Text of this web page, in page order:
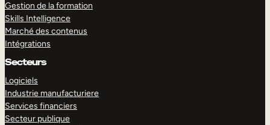
Gestion de la formation
Skills Intelligence
Marché des contenus
Intégrations
Secteurs
Logiciels
Industrie manufacturiere
Services financiers
Secteur publique